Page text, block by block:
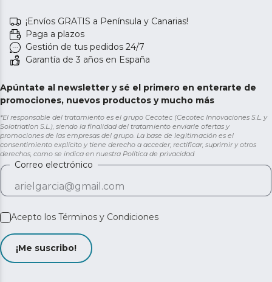
¡Envíos GRATIS a Península y Canarias!
Paga a plazos
Gestión de tus pedidos 24/7
Garantía de 3 años en España
Apúntate al newsletter y sé el primero en enterarte de
promociones, nuevos productos y mucho más
*El responsable del tratamiento es el grupo Cecotec (Cecotec Innovaciones S.L. y
Solotriatlon S.L.), siendo la finalidad del tratamiento enviarle ofertas y
promociones de las empresas del grupo. La base de legitimación es el
consentimiento explícito y tiene derecho a acceder, rectificar, suprimir y otros
derechos, como se indica en nuestra Política de privacidad
Correo electrónico
Acepto los Términos y Condiciones
¡Me suscribo!